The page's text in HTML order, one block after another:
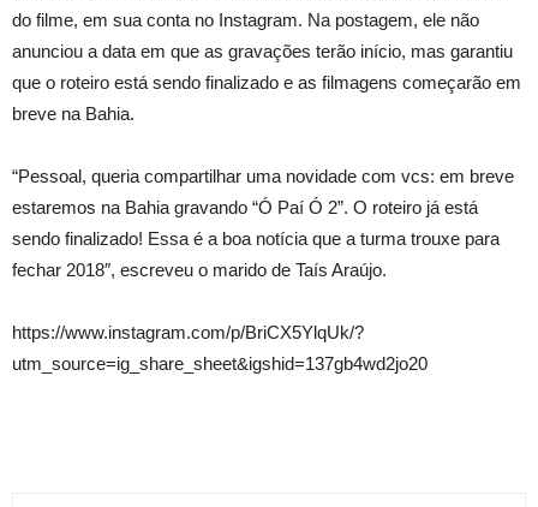
do filme, em sua conta no Instagram. Na postagem, ele não
anunciou a data em que as gravações terão início, mas garantiu
que o roteiro está sendo finalizado e as filmagens começarão em
breve na Bahia.
“Pessoal, queria compartilhar uma novidade com vcs: em breve
estaremos na Bahia gravando “Ó Paí Ó 2”. O roteiro já está
sendo finalizado! Essa é a boa notícia que a turma trouxe para
fechar 2018″, escreveu o marido de Taís Araújo.
https://www.instagram.com/p/BriCX5YlqUk/?
utm_source=ig_share_sheet&igshid=137gb4wd2jo20